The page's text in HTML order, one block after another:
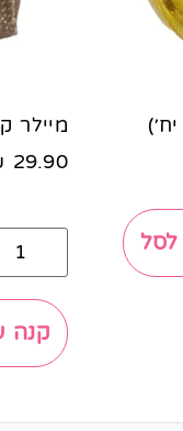
מיילר קוביה 24'
29.90
קנה